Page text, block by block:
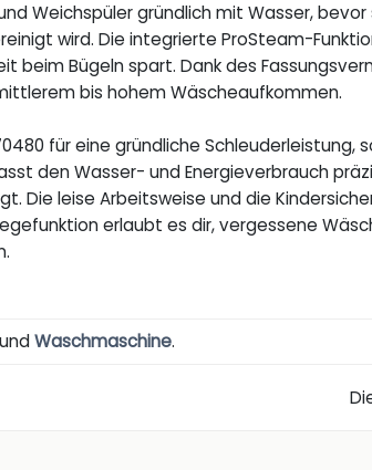
Weichspüler gründlich mit Wasser,
wird. Die integrierte ProSteam-
beim Bügeln spart. Dank des
bis hohem Wäscheaufkommen.
für eine gründliche
den Wasser- und Energieverbrauch
Die leise Arbeitsweise und die
erlaubt es dir, vergessene
undWaschmaschine.